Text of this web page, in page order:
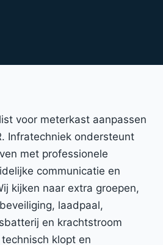
voor meterkast aanpassen
Infratechniek ondersteunt
met professionele
communicatie en
kijken naar extra groepen,
laadpaal,
en krachtstroom
klopt en